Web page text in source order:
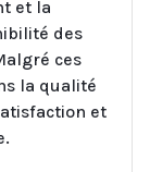
et la
des
ces
la qualité
et